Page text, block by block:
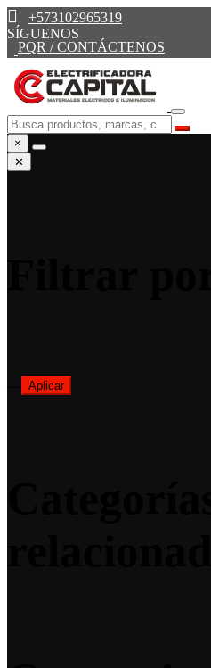
+573102965319
SÍGUENOS
PQR / CONTÁCTENOS
×
✕
Aplicar